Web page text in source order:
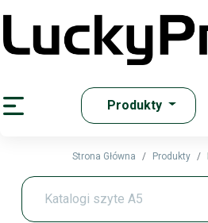
Produkty
Strona Główna Produkty
Prywatności